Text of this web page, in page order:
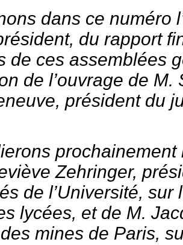
dans ce numéro
du rapport
de ces assemblées
de l’ouvrage de
président du
Zehringer,
de l’Université,
lycées, et de M.
mines de Paris,